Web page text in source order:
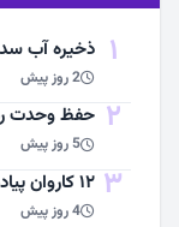
1 ذخیره آب
2 روز پیش
2 حفظ وحدت
5 روز پیش
3 ۱۲ کاروان پیاده تایباد راهی مشهدمقدس می‌شوند
4 روز پیش